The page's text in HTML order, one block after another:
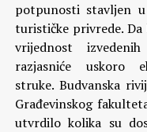
potpunosti stavljen
turističke privrede.
vrijednost
razjasniće uskoro
struke. Budvanska
Građevinskog
utvrdilo kolika su